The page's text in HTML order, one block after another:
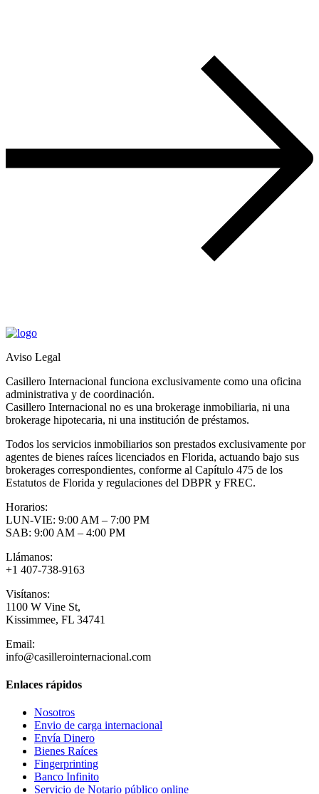
Aviso Legal
Casillero Internacional funciona exclusivamente como una oficina
administrativa y de coordinación.
Casillero Internacional no es una brokerage inmobiliaria, ni una
brokerage hipotecaria, ni una institución de préstamos.
Todos los servicios inmobiliarios son prestados exclusivamente por
agentes de bienes raíces licenciados en Florida, actuando bajo sus
brokerages correspondientes, conforme al Capítulo 475 de los
Estatutos de Florida y regulaciones del DBPR y FREC.
Horarios:
LUN-VIE: 9:00 AM – 7:00 PM
SAB: 9:00 AM – 4:00 PM
Llámanos:
+1 407-738-9163
Visítanos:
1100 W Vine St,
Kissimmee, FL 34741
Email:
info@casillerointernacional.com
Enlaces rápidos
Nosotros
Envio de carga internacional
Envía Dinero
Bienes Raíces
Fingerprinting
Banco Infinito
Servicio de Notario público online